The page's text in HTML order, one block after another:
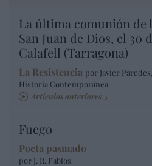
La última comunión de
San Juan de Dios, el 30
Calafell (Tarragona)
La Resistencia por Javier
Historia Contemporánea
Artículos anteriores
Fuego
Poeta pasmado
por J. R. Pablos